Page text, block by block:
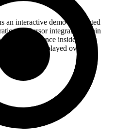
an interactive demo for sighted
of Cursor integrated within
assistance inside team
is displayed over a